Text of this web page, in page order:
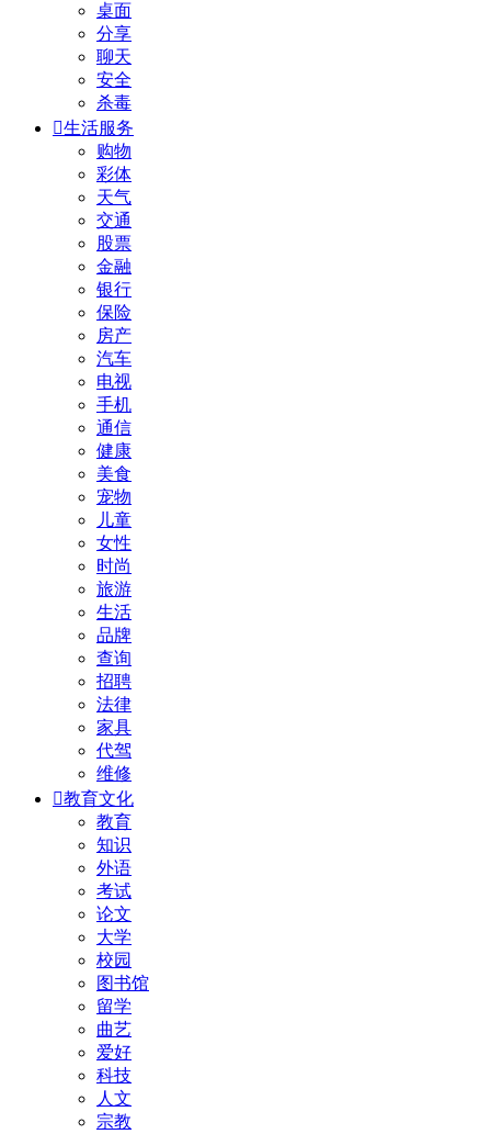
桌面
分享
聊天
安全
杀毒
生活服务
购物
彩体
天气
交通
股票
金融
银行
保险
房产
汽车
电视
手机
通信
健康
美食
宠物
儿童
女性
时尚
旅游
生活
品牌
查询
招聘
法律
家具
代驾
维修
教育文化
教育
知识
外语
考试
论文
大学
校园
图书馆
留学
曲艺
爱好
科技
人文
宗教